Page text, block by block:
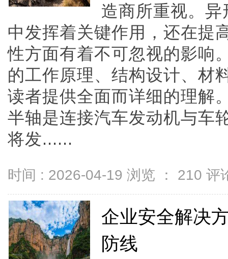
造商所重视。
中发挥着关键作用，还在提
性方面有着不可忽视的影响
的工作原理、结构设计、材
读者提供全面而详细的理解
半轴是连接汽车发动机与车
将发......
时间 : 2026-04-19 浏览 ： 210 评
企业安全解决
防线